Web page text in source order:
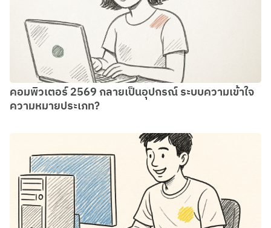
คอมพิวเตอร์ 2569 กลายเป็นอุปกรณ์ ระบบความเข้าใจ
ความหมายประเภท?